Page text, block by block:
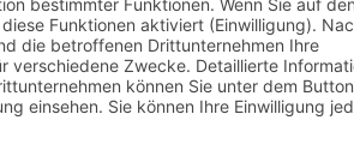
zu wissen